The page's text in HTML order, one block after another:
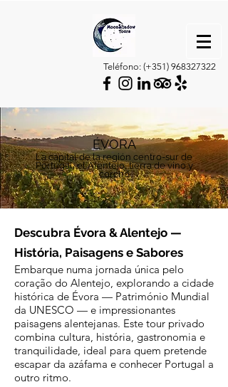
Teléfono: (+351) 968327322
ÉVORA
La capital de la región centro-sur de
Portugal, el Alentejo, tierra de vino y
corcho
Descubra Évora & Alentejo —
História, Paisagens e Sabores
Embarque numa jornada única pelo
coração do Alentejo, explorando a cidade
histórica de Évora — Património Mundial
da UNESCO — e impressionantes
paisagens alentejanas. Este tour privado
combina cultura, história, gastronomia e
tranquilidade, ideal para quem pretende
escapar da azáfama e conhecer Portugal a
outro ritmo.